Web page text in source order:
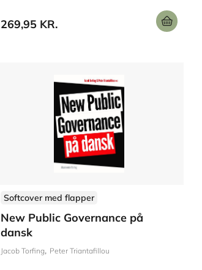
269,95 KR.
Softcover med flapper
New Public Governance på
dansk
Jacob Torfing Peter Triantafillou